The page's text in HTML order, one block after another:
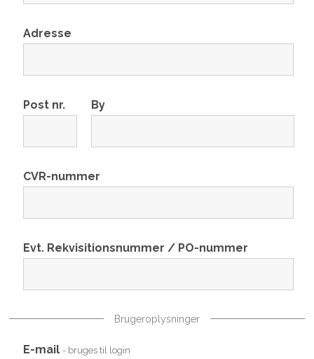
Adresse
Post nr. By
CVR-nummer
Evt. Rekvisitionsnummer / PO-nummer
Brugeroplysninger
E-mail - bruges til login